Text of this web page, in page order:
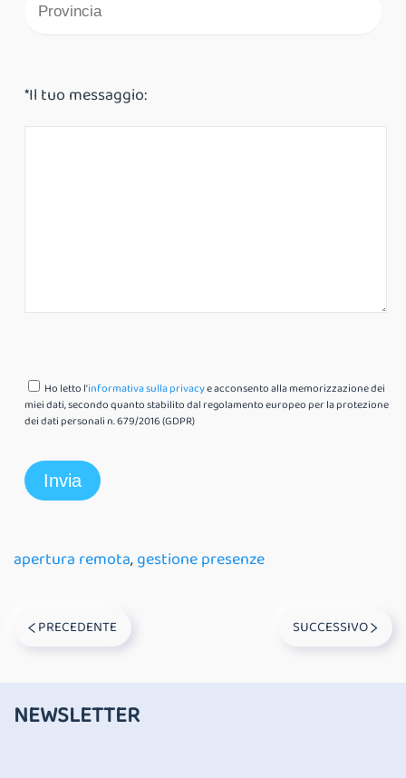
*Il tuo messaggio:
Ho letto l'informativa sulla privacye acconsento alla memorizzazione dei
miei dati, secondo quanto stabilito dal regolamento europeo per la protezione
dei dati personali n. 679/2016 (GDPR)
apertura remota,gestione presenze
PRECEDENTE SUCCESSIVO
NEWSLETTER